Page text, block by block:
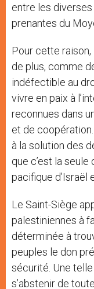
entre les
prenantes du
Pour cette
de plus, comme
indéfectible au
vivre en paix à
reconnues dans
et de
à la solution des
que c’est la
pacifique d’Israël
Le Saint-Siège
palestiniennes à
déterminée à
peuples le don
sécurité. Une
s’abstenir de